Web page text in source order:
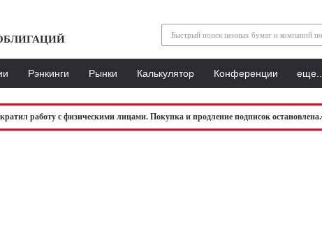
Рэнкинги Рынки Калькулятор Конференции еще...
работу с физическими лицами. Покупка и продление подписок остановлена.